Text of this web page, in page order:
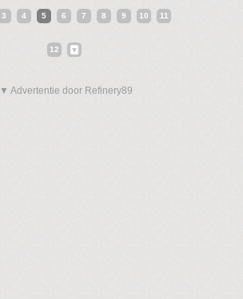
3 4 5 6 7 8 9 10 11
12
▼ Advertentie door Refinery89